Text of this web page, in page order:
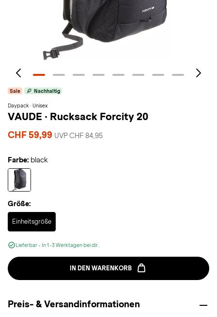
Sale Nachhaltig
Daypack · Unisex
VAUDE · Rucksack Forcity 20
CHF 59,99 UVP CHF 84,95
Farbe: black
Größe:
Einheitsgröße
Selected
Lieferbar - In 1-3 Werktagen bei dir.
IN DEN WARENKORB
Preis- & Versandinformationen